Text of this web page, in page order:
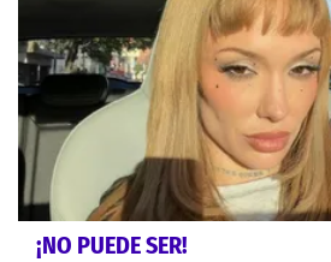
¡NO PUEDE SER!